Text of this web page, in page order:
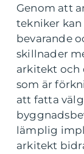
Genom att
tekniker kan
bevarande
skillnader
arkitekt och
som är
att fatta
lämplig
arkitekt